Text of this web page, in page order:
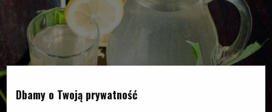
NAPOJE
SAŁATKI
DOMOWE PRZYJĘCIE
GRILL
KUCHNIA CHIŃSKA
KUCHNIA TAJSKA
KUCHNIA GRECKA
ZAKUPY
SPRZĘT KUCHENNY
FIT PRZEPISY
WEGE
PODRÓŻE KULINARNE
HISTORIE KULINARNE
FELIETONY KULINARNE
NASZE SERWISY
SERWISY LOKALNE
WYBORCZA.PL
Dbamy o Twoją prywatność